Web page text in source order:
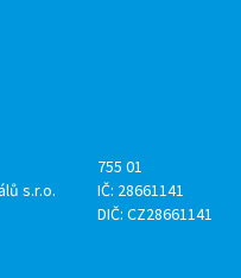
s.r.o.
755 01
IČ: 28661141
DIČ: CZ28661141